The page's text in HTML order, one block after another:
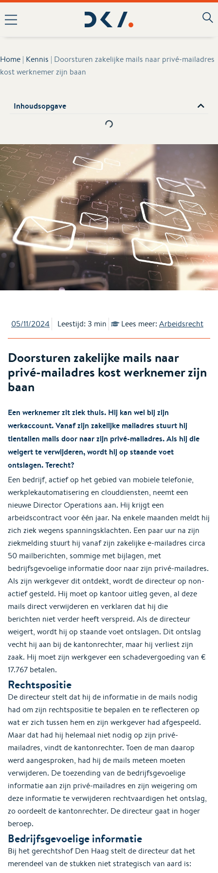
Home | Kennis | Doorsturen zakelijke mails naar privé-mailadres
kost werknemer zijn baan
Inhoudsopgave
05/11/2024 Leestijd: 3 min Lees meer: Arbeidsrecht
Doorsturen zakelijke mails naar
privé-mailadres kost werknemer zijn
baan
Een werknemer zit ziek thuis. Hij kan wel bij zijn
werkaccount. Vanaf zijn zakelijke mailadres stuurt hij
tientallen mails door naar zijn privé-mailadres. Als hij die
weigert te verwijderen, wordt hij op staande voet
ontslagen. Terecht?
Een bedrijf, actief op het gebied van mobiele telefonie,
werkplekautomatisering en clouddiensten, neemt een
nieuwe Director Operations aan. Hij krijgt een
arbeidscontract voor één jaar. Na enkele maanden meldt hij
zich ziek wegens spanningsklachten. Een paar uur na zijn
ziekmelding stuurt hij vanaf zijn zakelijke e-mailadres circa
50 mailberichten, sommige met bijlagen, met
bedrijfsgevoelige informatie door naar zijn privé-mailadres.
Als zijn werkgever dit ontdekt, wordt de directeur op non-
actief gesteld. Hij moet op kantoor uitleg geven, al deze
mails direct verwijderen en verklaren dat hij die
berichten niet verder heeft verspreid. Als de directeur
weigert, wordt hij op staande voet ontslagen. Dit ontslag
vecht hij aan bij de kantonrechter, maar hij verliest zijn
zaak. Hij moet zijn werkgever een schadevergoeding van €
17.767 betalen.
Rechtspositie
De directeur stelt dat hij de informatie in de mails nodig
had om zijn rechtspositie te bepalen en te reflecteren op
wat er zich tussen hem en zijn werkgever had afgespeeld.
Maar dat had hij helemaal niet nodig op zijn privé-
mailadres, vindt de kantonrechter. Toen de man daarop
werd aangesproken, had hij de mails meteen moeten
verwijderen. De toezending van de bedrijfsgevoelige
informatie aan zijn privé-mailadres en zijn weigering om
deze informatie te verwijderen rechtvaardigen het ontslag,
zo oordeelt de kantonrechter. De directeur gaat in hoger
beroep.
Bedrijfsgevoelige informatie
Bij het gerechtshof Den Haag stelt de directeur dat het
merendeel van de stukken niet strategisch van aard is: